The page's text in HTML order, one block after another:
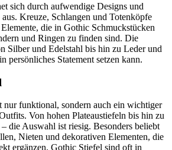
sich durch aufwendige Designs und
Kreuze, Schlangen und Totenköpfe
die in Gothic Schmuckstücken
und Ringen zu finden sind. Die
Silber und Edelstahl bis hin zu Leder und
persönliches Statement setzen kann.
nur funktional, sondern auch ein wichtiger
Von hohen Plateaustiefeln bis hin zu
die Auswahl ist riesig. Besonders beliebt
Nieten und dekorativen Elementen, die
ergänzen. Gothic Stiefel sind oft in